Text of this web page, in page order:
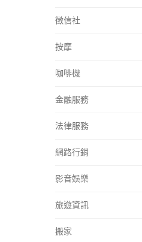
徵信社
按摩
咖啡機
金融服務
法律服務
網路行銷
影音娛樂
旅遊資訊
搬家